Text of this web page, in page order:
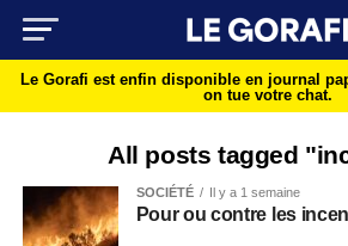
Le Gorafi est enfin disponible en journal
on tue votre chat.
All posts tagged
SOCIÉTÉ Il y a 1 semaine
Pour ou contre les